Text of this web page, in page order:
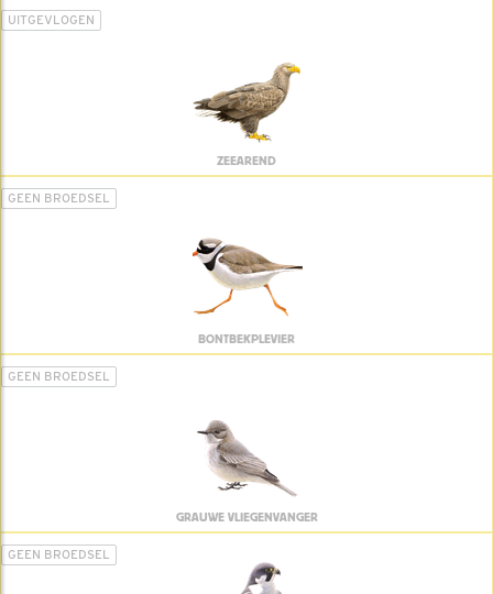
UITGEVLOGEN
ZEEAREND
GEEN BROEDSEL
BONTBEKPLEVIER
GEEN BROEDSEL
GRAUWE VLIEGENVANGER
GEEN BROEDSEL